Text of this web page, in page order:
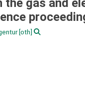
the gas and
[oth]